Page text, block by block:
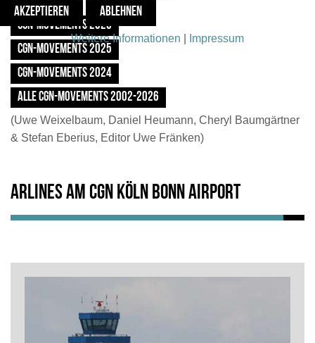
CGN-MOVEMENTS 2026
CGN-MOVEMENTS 2025
CGN-MOVEMENTS 2024
ALLE CGN-MOVEMENTS 2002-2026
(Uwe Weixelbaum, Daniel Heumann, Cheryl Baumgärtner
& Stefan Eberius, Editor Uwe Fränken)
Arlines am CGN Köln Bonn Airport
AKZEPTIEREN ABLEHNEN
Weitere Informationen Impressum